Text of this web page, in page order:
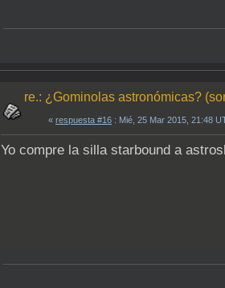
re.: ¿Gominolas astronómicas?
« respuesta #16 : Mié, 25 Mar 2015, 21:48
Yo compre la silla starbound a